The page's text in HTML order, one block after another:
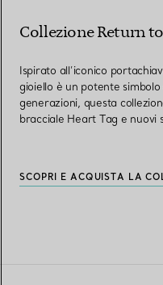
Collezione Return
Ispirato all’iconico
gioiello è un potente
generazioni, questa
bracciale Heart Tag e nuovi
SCOPRI E ACQUISTA LA